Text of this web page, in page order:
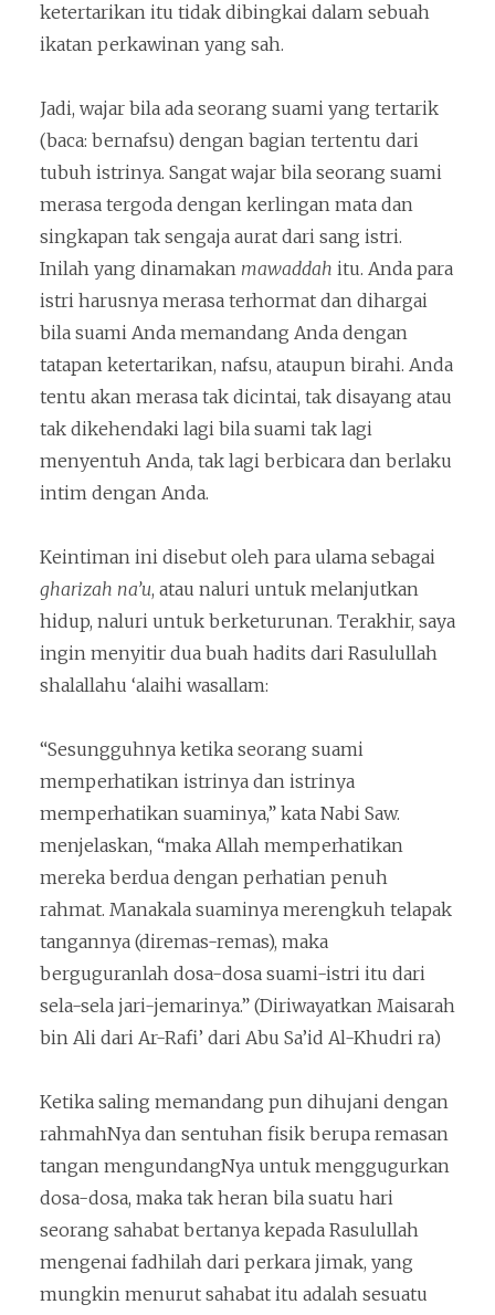
ketertarikan itu tidak dibingkai dalam sebuah
ikatan perkawinan yang sah.
Jadi, wajar bila ada seorang suami yang tertarik
(baca: bernafsu) dengan bagian tertentu dari
tubuh istrinya. Sangat wajar bila seorang suami
merasa tergoda dengan kerlingan mata dan
singkapan tak sengaja aurat dari sang istri.
Inilah yang dinamakan mawaddah itu. Anda para
istri harusnya merasa terhormat dan dihargai
bila suami Anda memandang Anda dengan
tatapan ketertarikan, nafsu, ataupun birahi. Anda
tentu akan merasa tak dicintai, tak disayang atau
tak dikehendaki lagi bila suami tak lagi
menyentuh Anda, tak lagi berbicara dan berlaku
intim dengan Anda.
Keintiman ini disebut oleh para ulama sebagai
gharizah na’u, atau naluri untuk melanjutkan
hidup, naluri untuk berketurunan. Terakhir, saya
ingin menyitir dua buah hadits dari Rasulullah
shalallahu ‘alaihi wasallam:
“Sesungguhnya ketika seorang suami
memperhatikan istrinya dan istrinya
memperhatikan suaminya,” kata Nabi Saw.
menjelaskan, “maka Allah memperhatikan
mereka berdua dengan perhatian penuh
rahmat. Manakala suaminya merengkuh telapak
tangannya (diremas-remas), maka
berguguranlah dosa-dosa suami-istri itu dari
sela-sela jari-jemarinya.” (Diriwayatkan Maisarah
bin Ali dari Ar-Rafi’ dari Abu Sa’id Al-Khudri ra)
Ketika saling memandang pun dihujani dengan
rahmahNya dan sentuhan fisik berupa remasan
tangan mengundangNya untuk menggugurkan
dosa-dosa, maka tak heran bila suatu hari
seorang sahabat bertanya kepada Rasulullah
mengenai fadhilah dari perkara jimak, yang
mungkin menurut sahabat itu adalah sesuatu